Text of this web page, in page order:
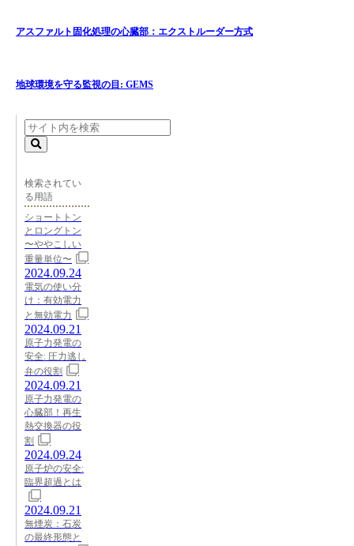
アスファルト固化処理の心臓部：エクストルーダー方式
地球環境を守る監視の目: GEMS
検索されてい
る用語
ショートトン
とロングトン
〜ややこしい
重量単位〜
2024.09.24
電気の使い分
け：有効電力
と無効電力
2024.09.21
原子力発電の
安全: 圧力逃し
弁の役割
2024.09.21
原子力発電の
心臓部！再生
熱交換器の役
割
2024.09.24
原子炉の安全:
臨界超過とは
2024.09.21
無煙炭：石炭
の最終形態と